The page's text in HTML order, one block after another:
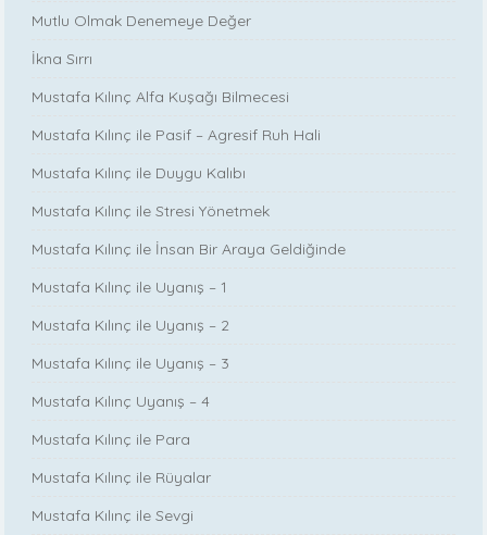
Mutlu Olmak Denemeye Değer
İkna Sırrı
Mustafa Kılınç Alfa Kuşağı Bilmecesi
Mustafa Kılınç ile Pasif – Agresif Ruh Hali
Mustafa Kılınç ile Duygu Kalıbı
Mustafa Kılınç ile Stresi Yönetmek
Mustafa Kılınç ile İnsan Bir Araya Geldiğinde
Mustafa Kılınç ile Uyanış – 1
Mustafa Kılınç ile Uyanış – 2
Mustafa Kılınç ile Uyanış – 3
Mustafa Kılınç Uyanış – 4
Mustafa Kılınç ile Para
Mustafa Kılınç ile Rüyalar
Mustafa Kılınç ile Sevgi